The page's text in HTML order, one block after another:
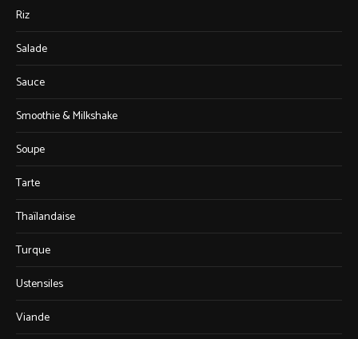
Riz
Salade
Sauce
Smoothie & Milkshake
Soupe
Tarte
Thaïlandaise
Turque
Ustensiles
Viande